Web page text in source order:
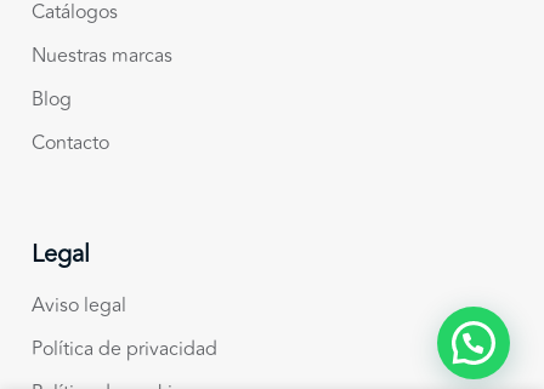
Catálogos
Nuestras marcas
Blog
Contacto
Legal
Aviso legal
Política de privacidad